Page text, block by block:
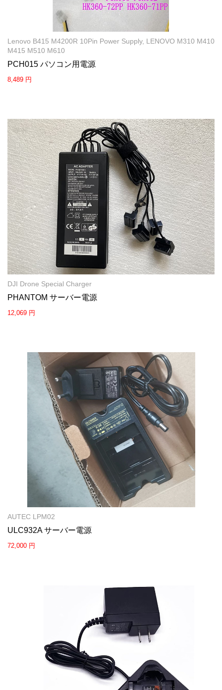
Lenovo B415 M4200R 10Pin Power Supply, LENOVO M310 M410
M415 M510 M610
PCH015 パソコン用電源
8,489 円
DJI Drone Special Charger
PHANTOM サーバー電源
12,069 円
AUTEC LPM02
ULC932A サーバー電源
72,000 円